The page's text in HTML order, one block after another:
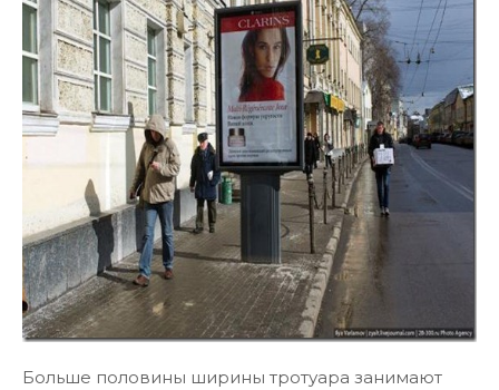
Больше половины ширины тротуара занимают